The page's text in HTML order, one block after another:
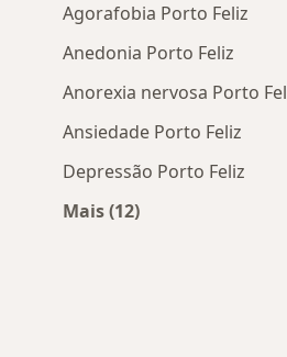
Agorafobia Porto Feliz
Anedonia Porto Feliz
Anorexia nervosa Porto
Ansiedade Porto Feliz
Depressão Porto Feliz
Mais (12)